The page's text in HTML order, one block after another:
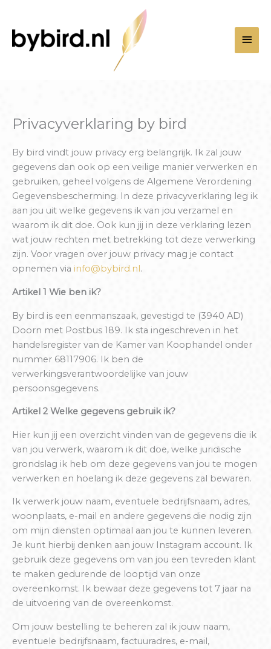
inhoud
Privacyverklaring by bird
By bird vindt jouw privacy erg belangrijk. Ik zal jouw
gegevens dan ook op een veilige manier verwerken en
gebruiken, geheel volgens de Algemene Verordening
Gegevensbescherming. In deze privacyverklaring leg ik
aan jou uit welke gegevens ik van jou verzamel en
waarom ik dit doe. Ook kun jij in deze verklaring lezen
wat jouw rechten met betrekking tot deze verwerking
zijn. Voor vragen over jouw privacy mag je contact
opnemen via info@bybird.nl .
Artikel 1 Wie ben ik?
By bird is een eenmanszaak, gevestigd te (3940 AD)
Doorn met Postbus 189. Ik sta ingeschreven in het
handelsregister van de Kamer van Koophandel onder
nummer 68117906. Ik ben de
verwerkingsverantwoordelijke van jouw
persoonsgegevens.
Artikel 2 Welke gegevens gebruik ik?
Hier kun jij een overzicht vinden van de gegevens die ik
van jou verwerk, waarom ik dit doe, welke juridische
grondslag ik heb om deze gegevens van jou te mogen
verwerken en hoelang ik deze gegevens zal bewaren.
Ik verwerk jouw naam, eventuele bedrijfsnaam, adres,
woonplaats, e-mail en andere gegevens die nodig zijn
om mijn diensten optimaal aan jou te kunnen leveren.
Je kunt hierbij denken aan jouw Instagram account. Ik
gebruik deze gegevens om van jou een tevreden klant
te maken gedurende de looptijd van onze
overeenkomst. Ik bewaar deze gegevens tot 7 jaar na
de uitvoering van de overeenkomst.
Om jouw bestelling te beheren zal ik jouw naam,
eventuele bedrijfsnaam, factuuradres, e-mail,